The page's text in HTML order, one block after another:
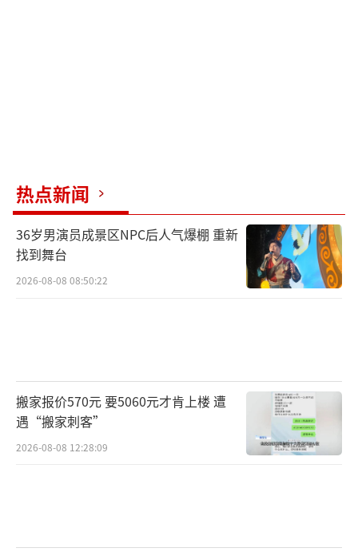
热点新闻
36岁男演员成景区NPC后人气爆棚 重新
找到舞台
2026-08-08 08:50:22
搬家报价570元 要5060元才肯上楼 遭
遇“搬家刺客”
2026-08-08 12:28:09